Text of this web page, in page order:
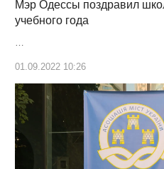
Мэр Одессы поздравил
учебного года
01.09.2022 10:26